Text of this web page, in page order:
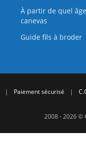
À partir de quel
canevas
Guide fils à broder
| Paiement sécurisé |
2008 - 2026 ©